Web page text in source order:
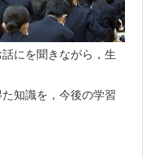
にを聞きながら，生
知識を，今後の学習